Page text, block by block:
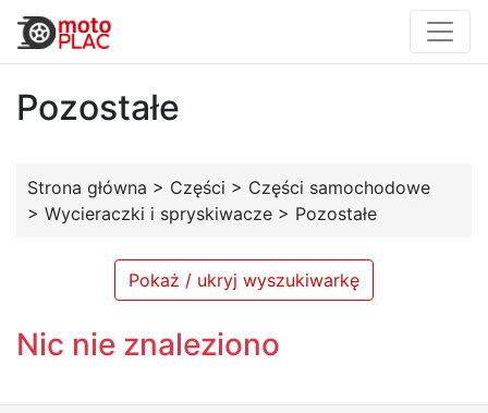
Pozostałe
Strona główna > Części > Części samochodowe
> Wycieraczki i spryskiwacze > Pozostałe
Pokaż / ukryj wyszukiwarkę
Nic nie znaleziono